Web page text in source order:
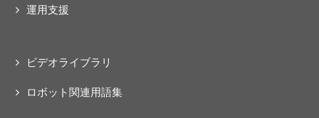
運用支援
ビデオライブラリ
ロボット関連用語集